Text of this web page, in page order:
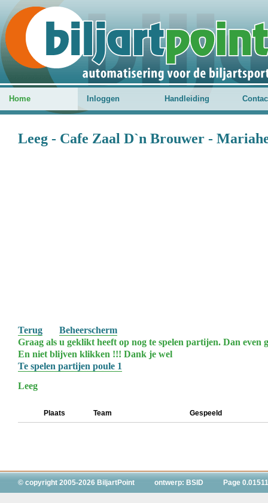
Home Inloggen Handleiding
Leeg - Cafe Zaal D`n Brouwer -
Terug
Beheerscherm
Graag als u geklikt heeft op nog te spelen partijen. Dan even
En niet blijven klikken !!! Dank je wel
Te spelen partijen poule 1
Leeg
Plaats Team Gespeeld
© copyright 2005-2026 BiljartPoint ontwerp: BSID Page